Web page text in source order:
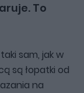
To
sam, jak w
są łopatki od
na